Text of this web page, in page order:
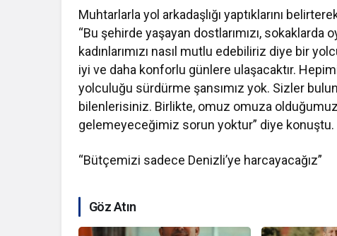
Muhtarlarla yol arkadaşlığı yaptıklarını
“Bu şehirde yaşayan dostlarımızı, sokaklarda
kadınlarımızı nasıl mutlu edebiliriz diye bir
iyi ve daha konforlu günlere ulaşacaktır.
yolculuğu sürdürme şansımız yok. Sizler
bilenlerisiniz. Birlikte, omuz omuza
gelemeyeceğimiz sorun yoktur” diye konuştu.
“Bütçemizi sadece Denizli’ye harcayacağız”
Göz Atın